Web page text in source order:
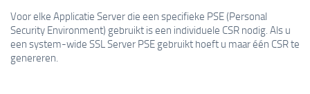
Voor elke Applicatie Server die een specifieke PSE (Personal
Security Environment) gebruikt is een individuele CSR nodig. Als u
een system-wide SSL Server PSE gebruikt hoeft u maar één CSR te
genereren.